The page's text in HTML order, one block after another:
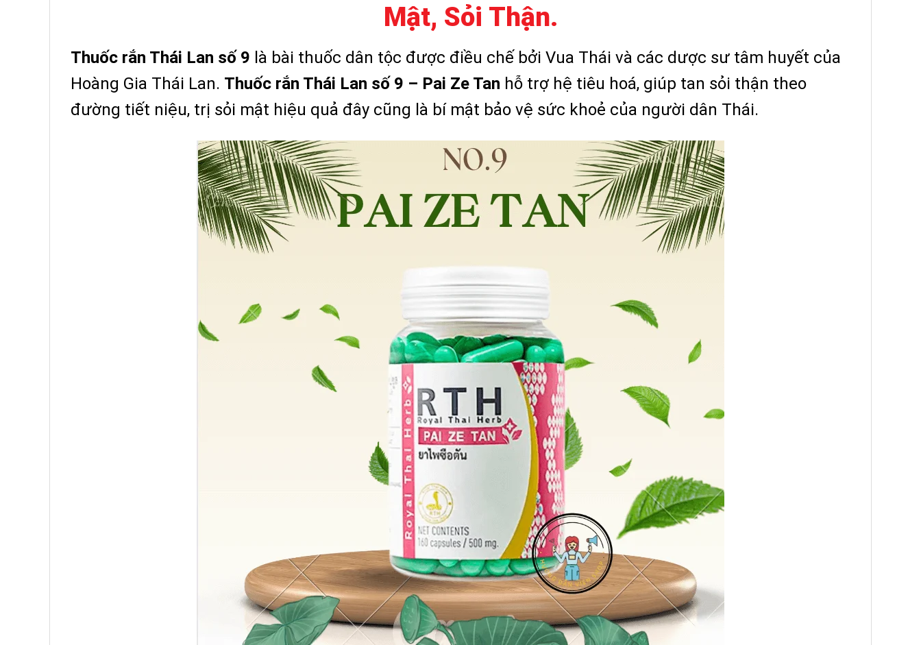
Mật, Sỏi Thận.
Thuốc rắn Thái Lan số 9 là bài thuốc dân tộc được điều chế bởi Vua Thái và các dược sư tâm huyết của
Hoàng Gia Thái Lan. Thuốc rắn Thái Lan số 9 – Pai Ze Tan hỗ trợ hệ tiêu hoá, giúp tan sỏi thận theo
đường tiết niệu, trị sỏi mật hiệu quả đây cũng là bí mật bảo vệ sức khoẻ của người dân Thái.